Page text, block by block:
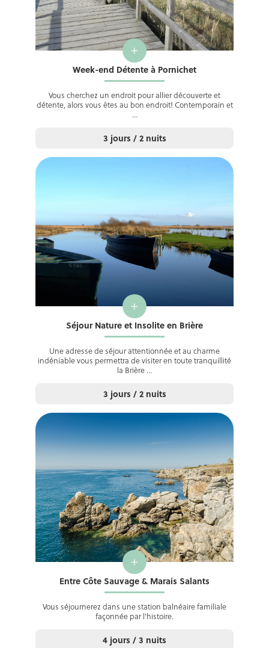
+
Week-end Détente à Pornichet
Vous cherchez un endroit pour allier découverte et
détente, alors vous êtes au bon endroit! Contemporain et
…
3 jours / 2 nuits
+
Séjour Nature et Insolite en Brière
Une adresse de séjour attentionnée et au charme
indéniable vous permettra de visiter en toute tranquillité
la Brière …
3 jours / 2 nuits
+
Entre Côte Sauvage & Marais Salants
Vous séjournerez dans une station balnéaire familiale
façonnée par l’histoire.
4 jours / 3 nuits